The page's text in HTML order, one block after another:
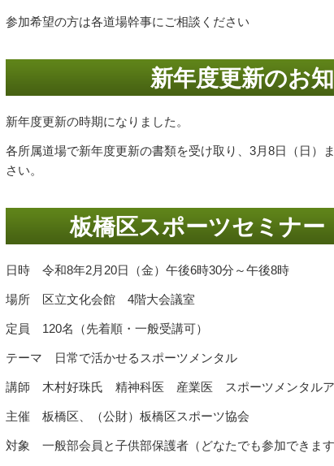
参加希望の方は各道場幹事にご相談ください
新年度更新のお
新年度更新の時期になりました。
各所属道場で新年度更新の書類を受け取り、3月8日（日）
さい。
板橋区スポーツセミナー
日時 令和8年2月20日（金）午後6時30分～午後8時
場所 区立文化会館 4階大会議室
定員 120名（先着順・一般受講可）
テーマ 日常で活かせるスポーツメンタル
講師 木村好珠氏 精神科医 産業医 スポーツメンタルア
主催 板橋区、（公財）板橋区スポーツ協会
対象 一般部会員と子供部保護者（どなたでも参加できます